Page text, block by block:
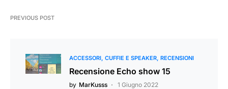
PREVIOUS POST
ACCESSORI CUFFIE E SPEAKER RECENSIONI
Recensione Echo show 15
by MarKusss 1 Giugno 2022